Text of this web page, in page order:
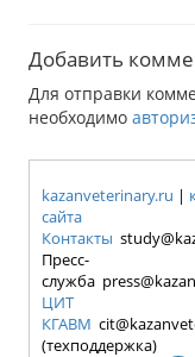
Добавить
Для отправки
необходимо
kazanveterinary.ru |
сайта
Контакты
Пресс-
служба
ЦИТ
КГАВМ
(техподдержка)